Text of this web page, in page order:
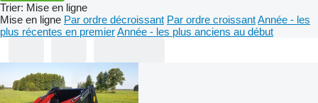
Trier: Mise en ligne
Mise en ligne Par ordre décroissant Par ordre croissantAnnée - les
plus récentes en premierAnnée - les plus anciens au début